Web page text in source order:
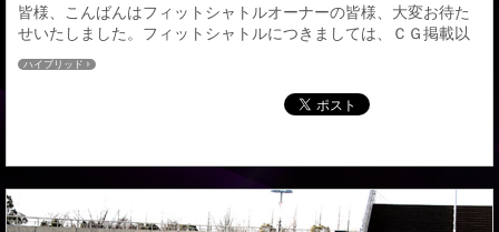
皆様、こんばんはフィットシャトルオーナーの皆様、大変お待た
せいたしました。フィットシャトルにつきましては、ＣＧ掲載以
降、お問合せも増えてきておりながらも、中々開発中の画像をア
ップできなく、申し訳ありませんでした。昨日デモカーが完成
し、本日広告用ロケ撮影に早朝より行ってきましたのでスタッフ
撮影による写真をアップさせていただきます。このロケ撮影のプ
ハイブリッド